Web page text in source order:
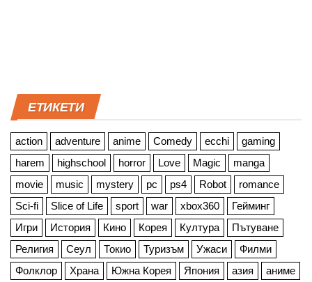
ЕТИКЕТИ
action adventure anime Comedy ecchi
gaming
harem
highschool horror Love Magic
manga
movie
music mystery pc ps4 Robot
romance
Sci-fi
Slice of Life sport war xbox360
Гейминг
Игри
История Кино Корея Култура
Пътуване
Религия
Сеул Токио Туризъм Ужаси
Филми
Фолклор
Храна Южна Корея Япония азия аниме